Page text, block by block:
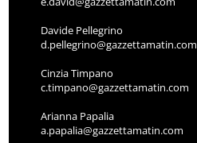
Davide Pellegrino
d.pellegrino@gazzettamatin.com
Cinzia Timpano
c.timpano@gazzettamatin.com
Arianna Papalia
a.papalia@gazzettamatin.com